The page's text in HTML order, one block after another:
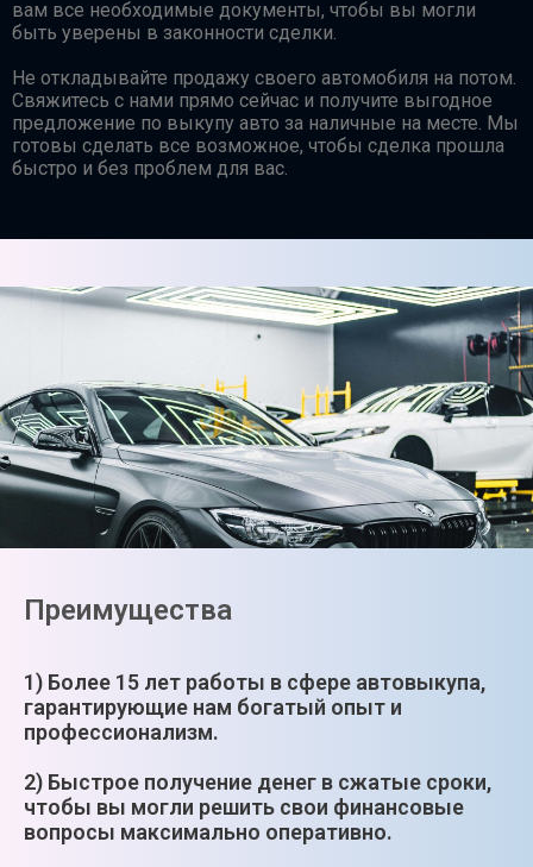
вам все необходимые документы, чтобы вы могли
быть уверены в законности сделки.
Не откладывайте продажу своего автомобиля на потом.
Свяжитесь с нами прямо сейчас и получите выгодное
предложение по выкупу авто за наличные на месте. Мы
готовы сделать все возможное, чтобы сделка прошла
быстро и без проблем для вас.
Преимущества
1) Более 15 лет работы в сфере автовыкупа,
гарантирующие нам богатый опыт и
профессионализм.
2) Быстрое получение денег в сжатые сроки,
чтобы вы могли решить свои финансовые
вопросы максимально оперативно.